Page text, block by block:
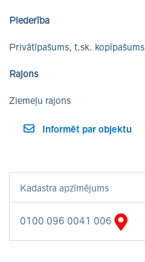
Piederība
Privātīpašums, t.sk. kopīpašums
Rajons
Ziemeļu rajons
Informēt par objektu
Kadastra apzīmējums
0100 096 0041 006